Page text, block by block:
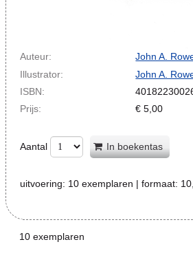
Auteur:
John A.
Illustrator:
John A.
ISBN:
Prijs:
€5,00
Aantal In boekentas
uitvoering: 10 exemplaren | formaat:
10 exemplaren